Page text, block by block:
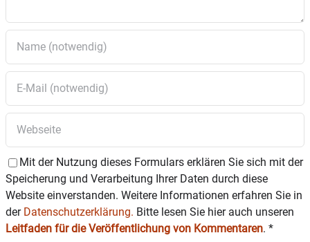
immer nur eine Mannschaft.
Eine Anmeldung zum Jugendturnier ist möglich
unter: https://basketball.tsv-
wasserburg.de/termine/
Die Teilnahmegebühr beträgt pro Team 190 Euro
Schiedsrichter stellen, dann ermäßigt sich die
Gebühr auf 150 Euro.
Weitere Rückfragen bitte richten an
Mit der Nutzung dieses Formulars erklären Sie sich mit der
Speicherung und Verarbeitung Ihrer Daten durch diese
Website einverstanden. Weitere Informationen erfahren Sie in
der Datenschutzerklärung. Bitte lesen Sie hier auch unseren
Leitfaden für die Veröffentlichung von Kommentaren. *